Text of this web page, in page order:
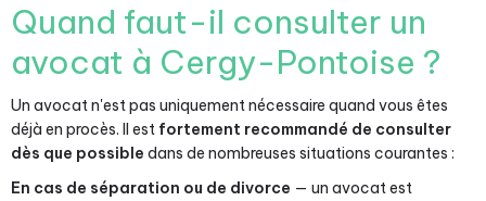
Quand faut-il consulter un
avocat à Cergy-Pontoise ?
Un avocat n'est pas uniquement nécessaire quand vous êtes
déjà en procès. Il est fortement recommandé de consulter
dès que possible dans de nombreuses situations courantes :
En cas de séparation ou de divorce — un avocat est